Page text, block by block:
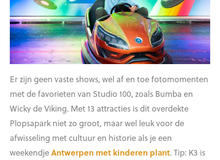
Er zijn geen vaste shows, wel af en toe fotomomenten
met de favorieten van Studio 100, zoals Bumba en
Wicky de Viking. Met 13 attracties is dit overdekte
Plopsapark niet zo groot, maar wel leuk voor de
afwisseling met cultuur en historie als je een
weekendjeAntwerpen met kinderen plant. Tip: K3 is